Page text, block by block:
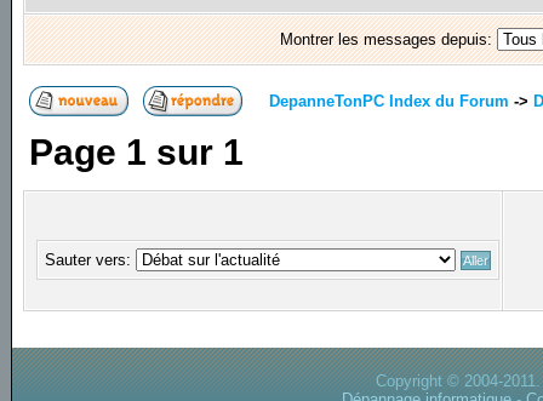
Montrer les messages depuis:
DepanneTonPC Index du Forum ->
Page 1 sur 1
Sauter vers:
Copyright © 2004-